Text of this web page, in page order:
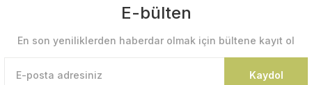
E-bülten
En son yeniliklerden haberdar olmak için bültene kayıt ol
Kaydol